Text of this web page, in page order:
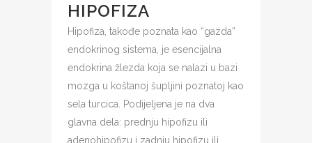
HIPOFIZA
Hipofiza, takođe poznata kao “gazda”
endokrinog sistema, je esencijalna
endokrina žlezda koja se nalazi u bazi
mozga u koštanoj šupljini poznatoj kao
sela turcica. Podijeljena je na dva
glavna dela: prednju hipofizu ili
adenohipofizu i zadnju hipofizu ili